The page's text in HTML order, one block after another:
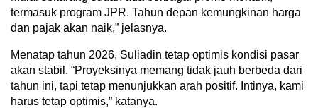
termasuk program JPR. Tahun depan kemungkinan harga
dan pajak akan naik,” jelasnya.
Menatap tahun 2026, Suliadin tetap optimis kondisi pasar
akan stabil. “Proyeksinya memang tidak jauh berbeda dari
tahun ini, tapi tetap menunjukkan arah positif. Intinya, kami
harus tetap optimis,” katanya.